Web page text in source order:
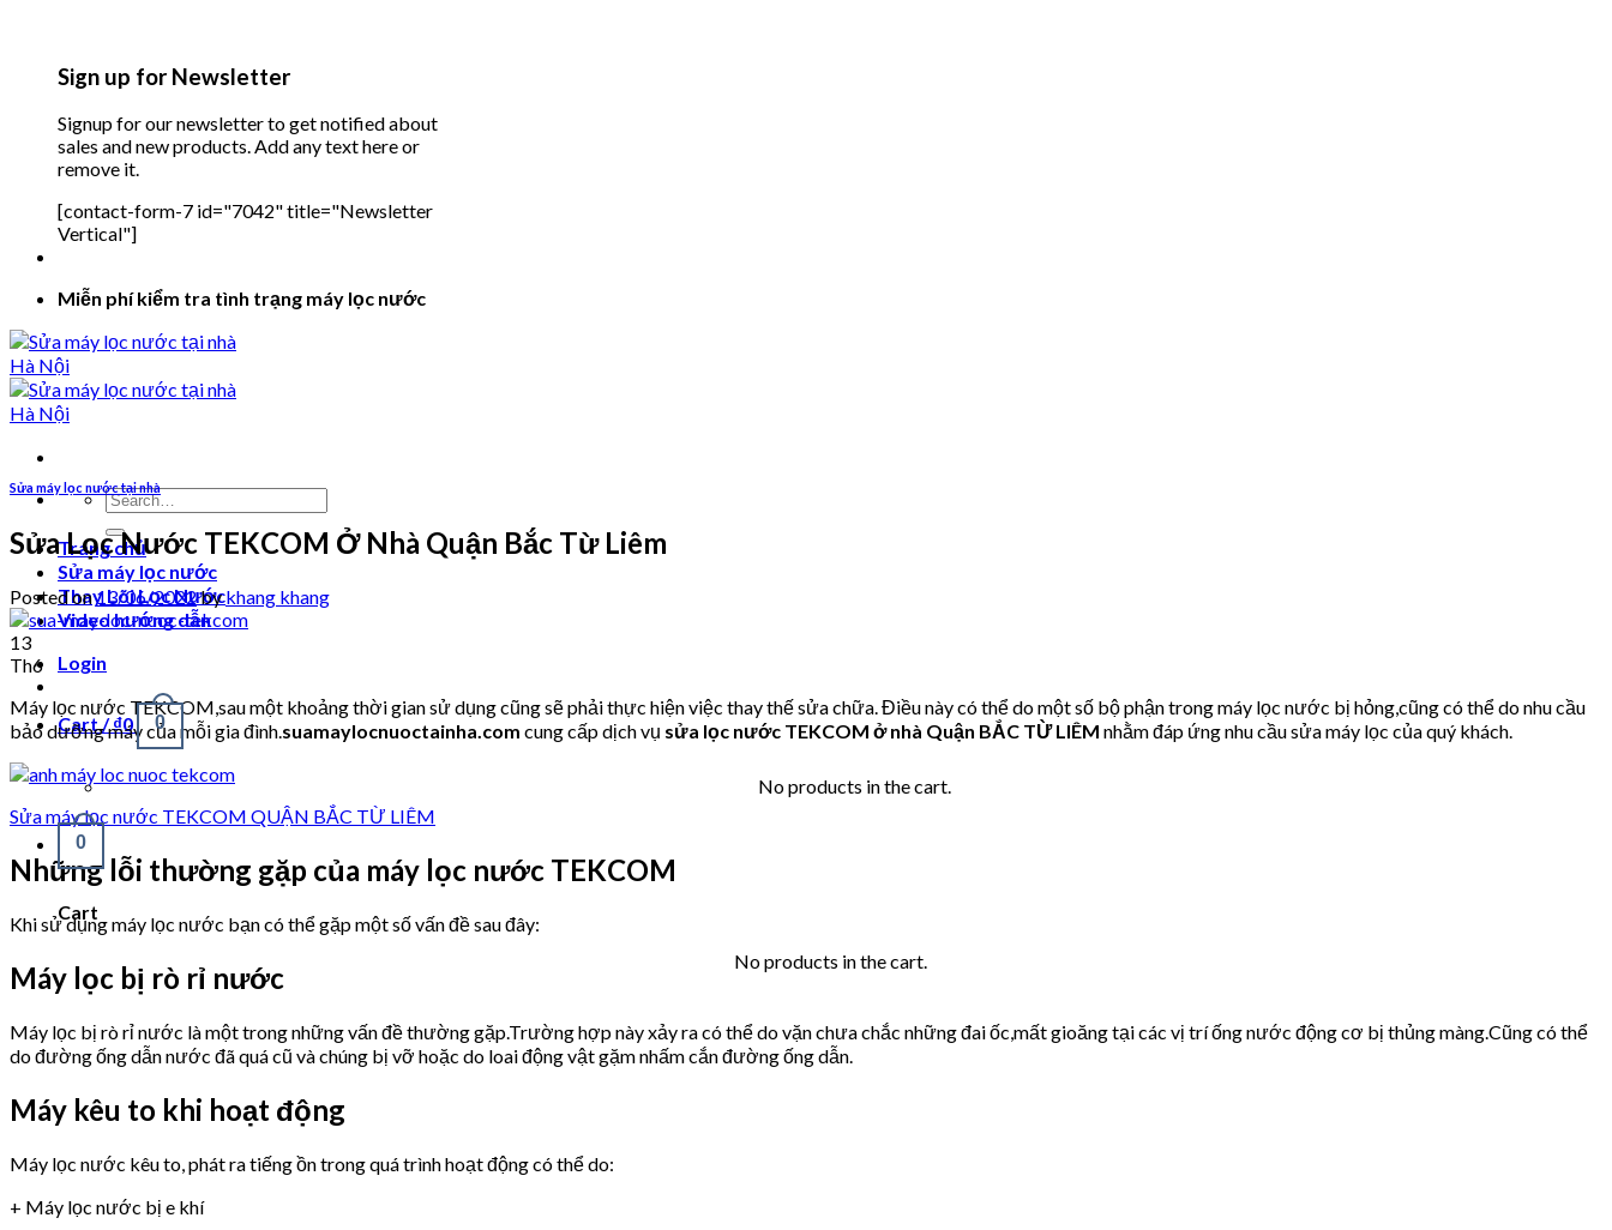
Sign up for Newsletter
Signup for our newsletter to get notified about
sales and new products. Add any text here or
remove it.
[contact-form-7 id="7042" title="Newsletter
Vertical"]
Miễn phí kiểm tra tình trạng máy lọc nước
Search
for:
Trang chủ
Sửa máy lọc nước
Thay Lõi Lọc Nước
Video hướng dẫn
Login
Cart /₫0 0
No products in the cart.
0
Cart
No products in the cart.
Sửa máy lọc nước tại nhà
Sửa Lọc Nước TEKCOM Ở Nhà Quận Bắc Từ Liêm
Posted on13/06/2022bykhang khang
13
Th6
Máy lọc nước TEKCOM,sau một khoảng thời gian sử dụng cũng sẽ phải thực hiện việc thay thế sửa chữa. Điều này có thể do một số bộ phận trong máy lọc nước bị hỏng,cũng có thể do nhu cầu
bảo dưỡng máy của mỗi gia đình.suamaylocnuoctainha.com cung cấp dịch vụ sửa lọc nước TEKCOM ở nhà Quận BẮC TỪ LIÊM nhằm đáp ứng nhu cầu sửa máy lọc của quý khách.
Sửa máy lọc nước TEKCOM QUẬN BẮC TỪ LIÊM
Những lỗi thường gặp của máy lọc nước TEKCOM
Khi sử dụng máy lọc nước bạn có thể gặp một số vấn đề sau đây:
Máy lọc bị rò rỉ nước
Máy lọc bị rò rỉ nước là một trong những vấn đề thường gặp.Trường hợp này xảy ra có thể do vặn chưa chắc những đai ốc,mất gioăng tại các vị trí ống nước động cơ bị thủng màng.Cũng có thể
do đường ống dẫn nước đã quá cũ và chúng bị vỡ hoặc do loai động vật gặm nhấm cắn đường ống dẫn.
Máy kêu to khi hoạt động
Máy lọc nước kêu to, phát ra tiếng ồn trong quá trình hoạt động có thể do:
+ Máy lọc nước bị e khí